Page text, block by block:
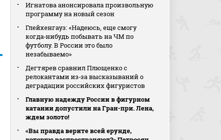
Игнатова анонсировала произвольную
программу на новый сезон
Глейхенгауз: «Надеюсь, еще смогу
когда‑нибудь побывать на ЧМ по
футболу. В России это было
незабываемо»
Дегтярев сравнил Плющенко с
релокантами из‑за высказываний о
деградации российских фигуристов
Главную надежду России в фигурном
катании допустили на Гран-при. Лена,
ждем золото!
«Вы правда верите всей ерунде,